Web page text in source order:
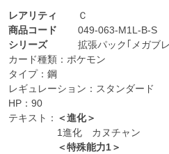
レアリティ
Ｃ
商品コード
049-063-M1L-B-S
シリーズ
拡張パック｢メガブ
カード種類： ポケモン
タイプ： 鋼
レギュレーション： スタンダード
HP： 90
テキスト： ＜進化＞
1進化 カヌチャン
＜特殊能力1＞